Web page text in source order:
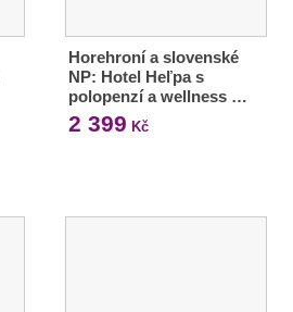
Horehroní a slovenské
NP: Hotel Heľpa s
polopenzí a wellness …
2 399 Kč